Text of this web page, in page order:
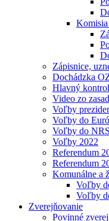
Komisia
Zápisnice,
Dochádzka
Hlavný
Video zo
Voľby
Voľby do
Voľby do
Voľby 2022
Referendum
Referendum
Komunálne a
Voľby
Voľby
Zverejňovanie
Povinné